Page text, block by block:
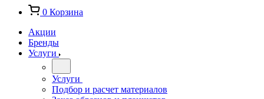
0 Корзина
Акции
Бренды
Услуги
Услуги
Подбор и расчет материалов